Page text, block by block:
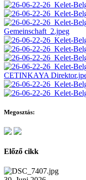
Megosztás:
Előző cikk